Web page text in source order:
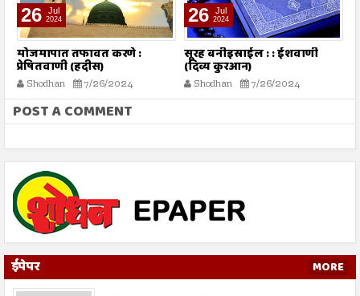
26 Jul
2024
मोजमापात तफावत करणे :
प्रेषितवाणी (हदीस)
Shodhan 7/26/2024
26 Jul
2024
सूरह बनीइस्राईल : : ईशवाणी
(दिव्य कुरआन)
Shodhan 7/26/2024
POST A COMMENT
ईपेपर MORE